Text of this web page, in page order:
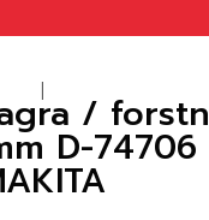
/
D-74706